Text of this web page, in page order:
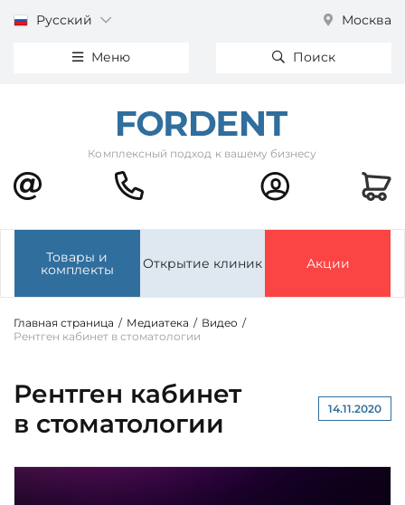
Русский Москва
Меню Поиск
Комплексный подход к вашему бизнесу
Товары и
комплекты Открытие клиник Акции
Главная страница / Медиатека / Видео /
Рентген кабинет в стоматологии
Рентген кабинет
в стоматологии
14.11.2020